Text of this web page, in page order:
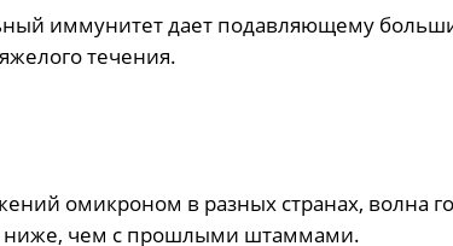
иммунитет дает подавляющему
течения.
омикроном в разных странах, волна
ниже, чем с прошлыми штаммами.